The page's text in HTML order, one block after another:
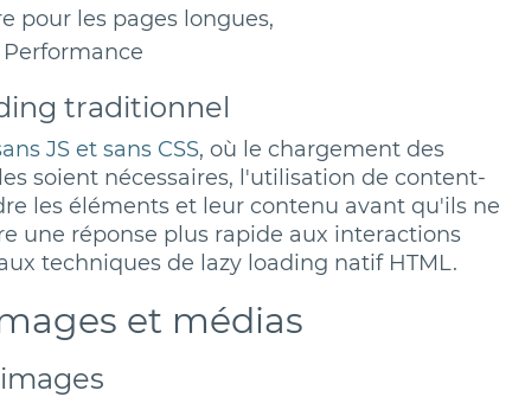
pour les pages longues,
traditionnel
JS et sans CSS, où le chargement des
soient nécessaires, l'utilisation de content-
les éléments et leur contenu avant qu'ils ne
une réponse plus rapide aux interactions
techniques de lazy loading natif HTML.
et médias